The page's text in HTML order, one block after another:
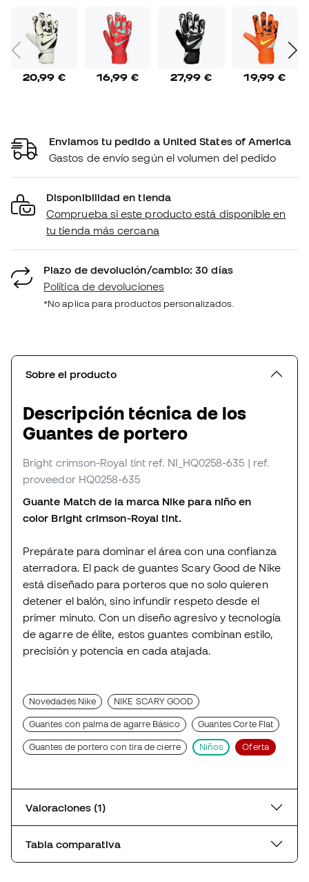
20,99 € 16,99 € 27,99 € 19,99 €
Enviamos tu pedido a United States of America
Gastos de envío según el volumen del pedido
Disponibilidad en tienda
Comprueba si este producto está disponible en
tu tienda más cercana
Plazo de devolución/cambio: 30 días
Política de devoluciones
*No aplica para productos personalizados.
Sobre el producto
Descripción técnica de los
Guantes de portero
Bright crimson-Royal tint ref. NI_HQ0258-635 | ref.
proveedor HQ0258-635
Guante Match de la marca Nike para niño en
color Bright crimson-Royal tint.
Prepárate para dominar el área con una confianza
aterradora. El pack de guantes Scary Good de Nike
está diseñado para porteros que no solo quieren
detener el balón, sino infundir respeto desde el
primer minuto. Con un diseño agresivo y tecnología
de agarre de élite, estos guantes combinan estilo,
precisión y potencia en cada atajada.
Novedades Nike NIKE SCARY GOOD
Guantes con palma de agarre Básico Guantes Corte Flat
Guantes de portero con tira de cierre Niños Oferta
Valoraciones (1)
Tabla comparativa